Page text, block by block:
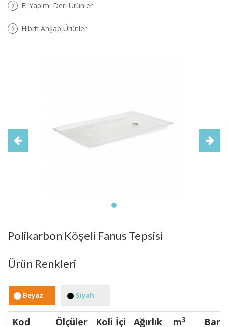
El Yapımı Deri Ürünler
Hibrit Ahşap Ürünler
Polikarbon Köşeli Fanus Tepsisi
Ürün Renkleri
Beyaz Siyah
Kod Ölçüler Koli İçi Ağırlık m3